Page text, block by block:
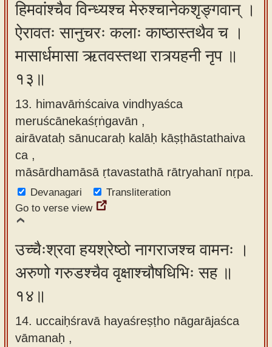
हिमवांश्चैव विन्ध्यश्च मेरुश्चानेकशृङ्गवान् ।
ऐरावतः सानुचरः कलाः काष्ठास्तथैव च ।
मासार्धमासा ऋतवस्तथा रात्र्यहनी नृप ॥
१३॥
13. himavāṁścaiva vindhyaśca
meruścānekaśṛṅgavān ,
airāvataḥ sānucaraḥ kalāḥ kāṣṭhāstathaiva
ca ,
māsārdhamāsā ṛtavastathā rātryahanī nṛpa.
Devanagari
Transliteration
Go to verse view
उच्चैःश्रवा हयश्रेष्ठो नागराजश्च वामनः ।
अरुणो गरुडश्चैव वृक्षाश्चौषधिभिः सह ॥
१४॥
14. uccaiḥśravā hayaśreṣṭho nāgarājaśca
vāmanaḥ ,